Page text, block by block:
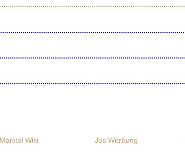
Maintal Wiki Jos Werbung